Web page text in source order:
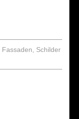
Fassaden
Schilder